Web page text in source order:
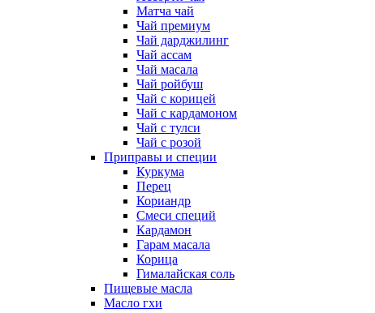
Матча чай
Чай премиум
Чай дарджилинг
Чай ассам
Чай масала
Чай ройбуш
Чай с корицей
Чай с кардамоном
Чай с тулси
Чай с розой
Приправы и специи
Куркума
Перец
Кориандр
Смеси специй
Кардамон
Гарам масала
Корица
Гималайская соль
Пищевые масла
Масло гхи